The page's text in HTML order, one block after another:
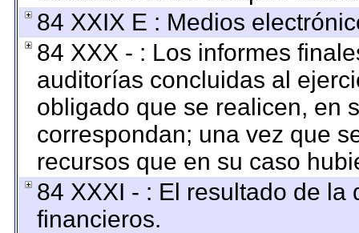
84 XXIX E : Medios
84 XXX - : Los informes
auditorías concluidas al
obligado que se realicen, en
correspondan; una vez que
recursos que en su caso
84 XXXI - : El resultado de
financieros.